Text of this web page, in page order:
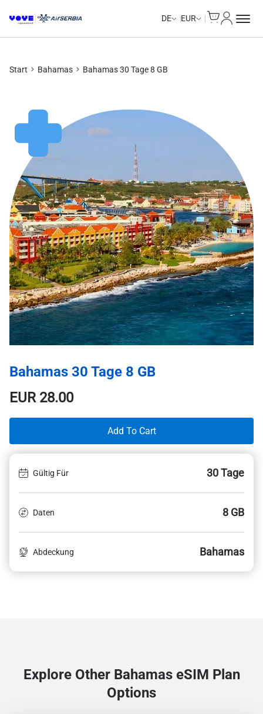
DE EUR
Start Bahamas Bahamas 30 Tage 8 GB
Bahamas 30 Tage 8 GB
EUR28.00
Add To Cart
Gültig Für 30 Tage
Daten 8 GB
Abdeckung Bahamas
Explore Other Bahamas eSIM Plan
Options